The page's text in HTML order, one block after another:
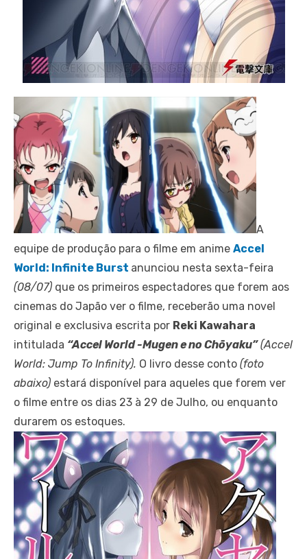
A
equipe de produção para o filme em anime Accel
World: Infinite Burst anunciou nesta sexta-feira
(08/07) que os primeiros espectadores que forem aos
cinemas do Japão ver o filme, receberão uma novel
original e exclusiva escrita por Reki Kawahara
intitulada “Accel World -Mugen e no Chōyaku” (Accel
World: Jump To Infinity). O livro desse conto (foto
abaixo) estará disponível para aqueles que forem ver
o filme entre os dias 23 à 29 de Julho, ou enquanto
durarem os estoques.